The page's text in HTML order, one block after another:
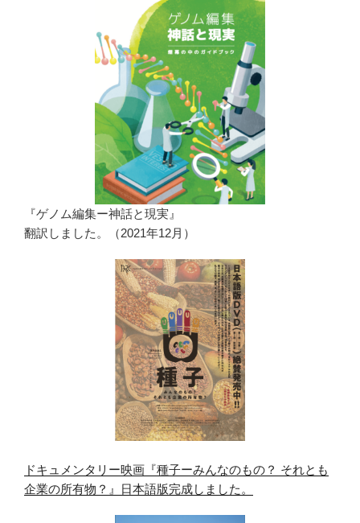
『ゲノム編集ー神話と現実』
翻訳しました。（2021年12月）
ドキュメンタリー映画『種子ーみんなのもの？ それとも
企業の所有物？』日本語版完成しました。